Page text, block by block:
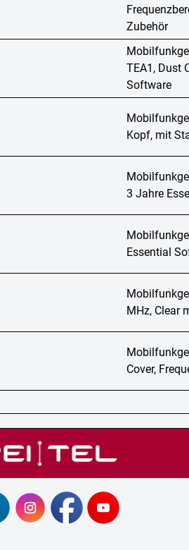
Zubehör
TEA1, Dust
Software
Kopf, mit
3 Jahre
Essential
MHz, Clear
Cover,